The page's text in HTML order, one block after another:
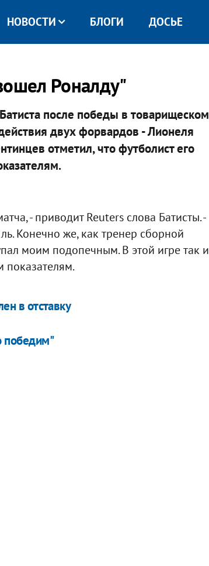
НОВОСТИ БЛОГИ ДОСЬЕ
Роналду"
после победы в товарищеском
двух форвардов - Лионеля
отметил, что футболист его
- приводит Reuters слова Батисты. -
Конечно же, как тренер сборной
моим подопечным. В этой игре так и
показателям.
в отставку
победим"